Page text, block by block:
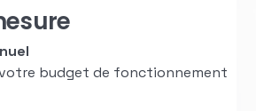
budget de fonctionnement